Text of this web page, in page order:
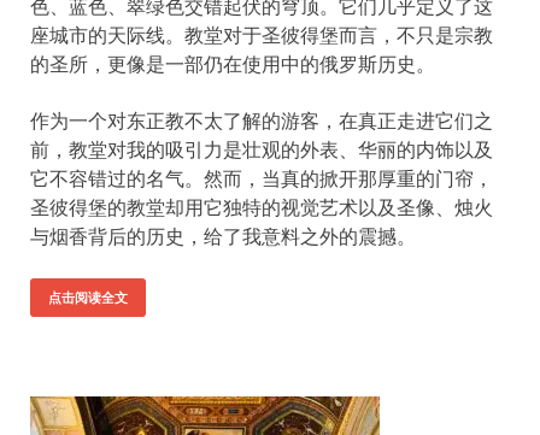
色、蓝色、翠绿色交错起伏的穹顶。它们几乎定义了这
座城市的天际线。教堂对于圣彼得堡而言，不只是宗教
的圣所，更像是一部仍在使用中的俄罗斯历史。
作为一个对东正教不太了解的游客，在真正走进它们之
前，教堂对我的吸引力是壮观的外表、华丽的内饰以及
它不容错过的名气。然而，当真的掀开那厚重的门帘，
圣彼得堡的教堂却用它独特的视觉艺术以及圣像、烛火
与烟香背后的历史，给了我意料之外的震撼。
点击阅读全文